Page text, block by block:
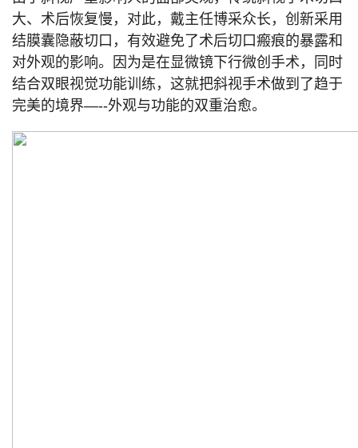
大、术后恢复慢，对此，戴主任博采众长，创新采用
结膜囊隐蔽切口，有效避免了术后切口瘢痕的暴露和
对外观的影响。因为是在显微镜下行微创手术，同时
结合双眼视觉功能训练，这就把斜视手术做到了趋于
完美的境界—--外观与功能的双重治愈。